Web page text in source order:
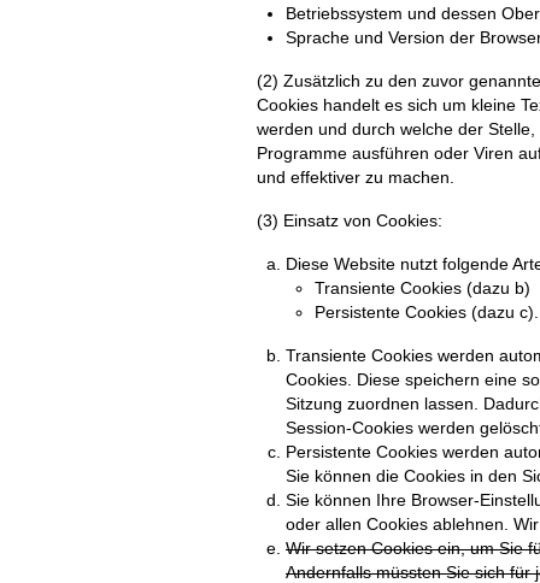
Betriebssystem und dessen
Sprache und Version der
(2) Zusätzlich zu den zuvor
Cookies handelt es sich um kleine
werden und durch welche der
Programme ausführen oder Viren
und effektiver zu machen.
(3) Einsatz von Cookies:
Diese Website nutzt folgende
Transiente Cookies (dazu b)
Persistente Cookies (dazu c).
Transiente Cookies werden
Cookies. Diese speichern eine
Sitzung zuordnen lassen.
Session-Cookies werden
Persistente Cookies werden
Sie können die Cookies in den
Sie können Ihre Browser-
oder allen Cookies ablehnen.
Wir setzen Cookies ein, um Sie
Andernfalls müssten Sie sich für